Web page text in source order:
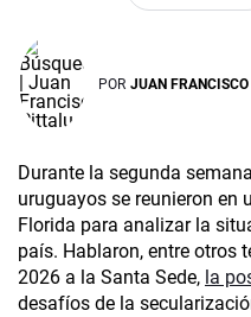
POR JUAN
Durante la segunda
uruguayos se reunieron en
Florida para analizar la
país. Hablaron, entre otros
2026 a la Santa Sede, la
desafíos de la